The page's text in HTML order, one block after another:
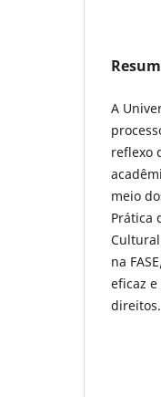
A
reflexo
meio
Prática
na
eficaz
direitos.